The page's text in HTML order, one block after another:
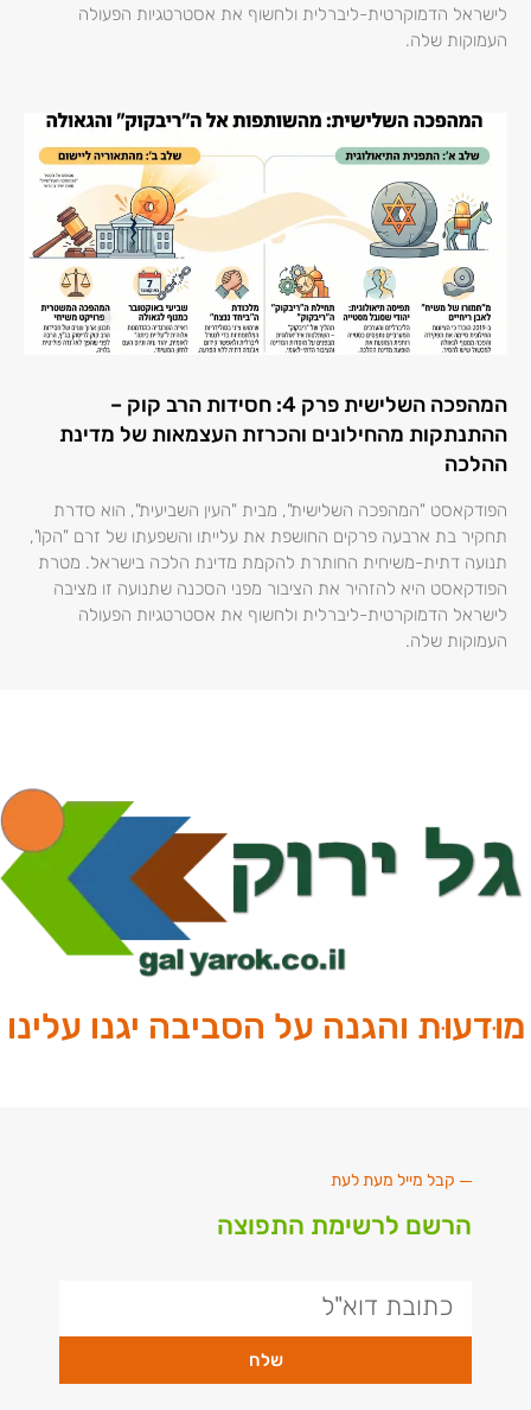
לישראל הדמוקרטית-ליברלית ולחשוף את אסטרטגיות הפעולה
העמוקות שלה.
המהפכה השלישית פרק 4: חסידות הרב קוק –
ההתנתקות מהחילונים והכרזת העצמאות של מדינת
ההלכה
הפודקאסט "המהפכה השלישית", מבית "העין השביעית", הוא סדרת
תחקיר בת ארבעה פרקים החושפת את עלייתו והשפעתו של זרם "הקו",
תנועה דתית-משיחית החותרת להקמת מדינת הלכה בישראל. מטרת
הפודקאסט היא להזהיר את הציבור מפני הסכנה שתנועה זו מציבה
לישראל הדמוקרטית-ליברלית ולחשוף את אסטרטגיות הפעולה
העמוקות שלה.
מוּדעוּת והגנה על הסביבה יגנו עלינו
קבל מייל מעת לעת
הרשם לרשימת התפוצה
שלח